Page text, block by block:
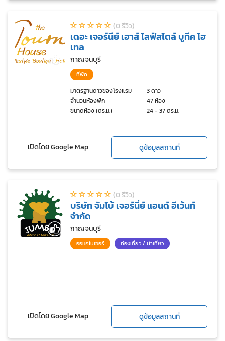
(0 รีวิว)
เดอะ เจอร์นีย์ เฮาส์ ไลฟ์สไตล์ บูทีค โฮ
เทล
กาญจนบุรี
ที่พัก
มาตรฐานดาวของโรงแรม
3 ดาว
จำนวนห้องพัก
47 ห้อง
ขนาดห้อง (ตร.ม.)
24 - 37 ตร.ม.
เปิดโดย Google Map ดูข้อมูลสถานที่
(0 รีวิว)
บริษัท จัมโบ้ เจอร์นี่ย์ แอนด์ อีเว้นท์
จำกัด
กาญจนบุรี
ออแกไนเซอร์ ท่องเที่ยว / นำเที่ยว
เปิดโดย Google Map ดูข้อมูลสถานที่